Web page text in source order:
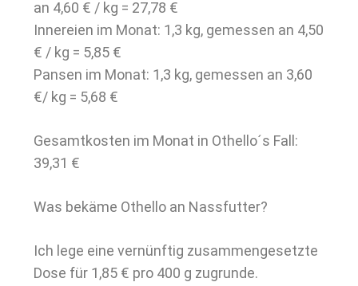
an 4,60 € / kg = 27,78 €
Innereien im Monat: 1,3 kg, gemessen an 4,50
€ / kg = 5,85 €
Pansen im Monat: 1,3 kg, gemessen an 3,60
€/ kg = 5,68 €
Gesamtkosten im Monat in Othello´s Fall:
39,31 €
Was bekäme Othello an Nassfutter?
Ich lege eine vernünftig zusammengesetzte
Dose für 1,85 € pro 400 g zugrunde.